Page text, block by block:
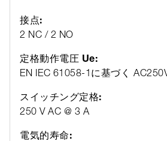
接点:
2 NC / 2 NO
定格動作電圧 Ue:
EN IEC 61058-1に基づく
スイッチング定格:
250 V AC @ 3 A
電気的寿命: